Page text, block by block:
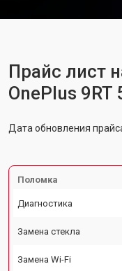
Прайс лист
OnePlus 9RT
Дата обновления
Поломка
Диагностика
Замена стекла
Замена Wi-Fi